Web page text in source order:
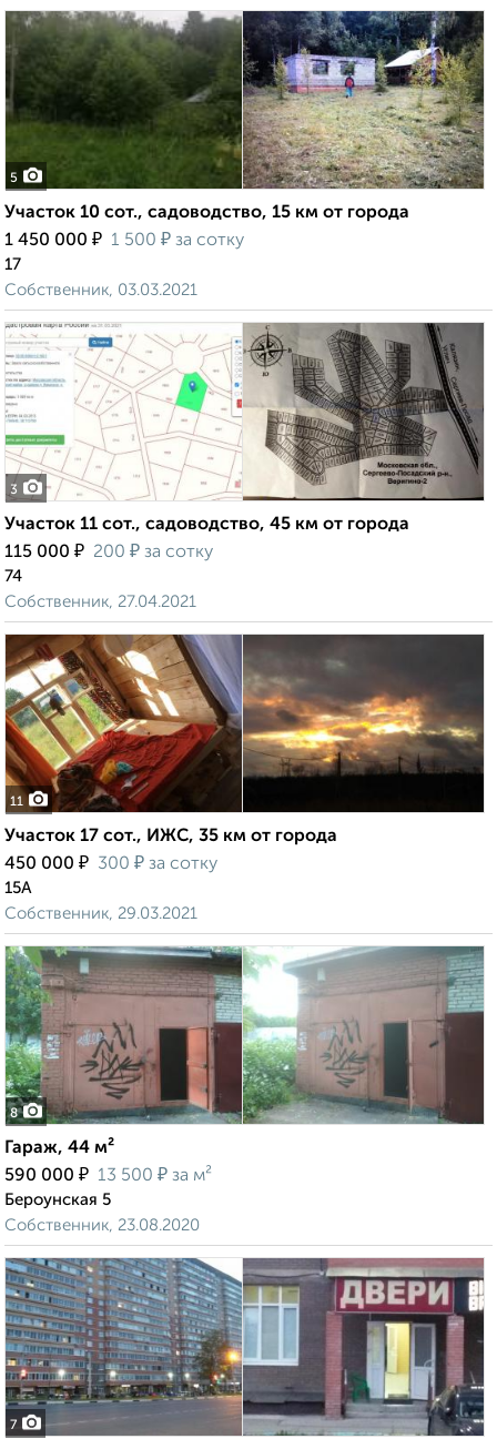
5
Участок 10 сот., садоводство, 15 км от города
1 450 000 ₽ 1 500 ₽ за сотку
17
Собственник, 03.03.2021
3
Участок 11 сот., садоводство, 45 км от города
115 000 ₽ 200 ₽ за сотку
74
Собственник, 27.04.2021
11
Участок 17 сот., ИЖС, 35 км от города
450 000 ₽ 300 ₽ за сотку
15А
Собственник, 29.03.2021
8
Гараж, 44 м²
590 000 ₽ 13 500 ₽ за м²
Бероунская 5
Собственник, 23.08.2020
7